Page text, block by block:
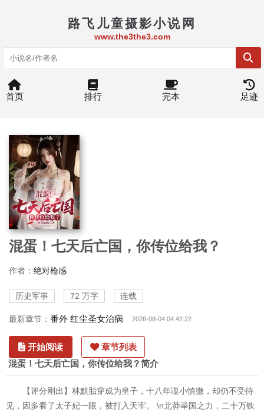
路飞儿童摄影小说网
www.the3the3.com
首页 排行 完本 足迹
混蛋！七天后亡国，你传位给我？
作者： 绝对枪感
历史军事 72 万字 连载
最新章节： 番外 红尘圣女治病 2026-08-04 04:42:22
开始阅读 章节列表
混蛋！七天后亡国，你传位给我？简介
【评分刚出】林默胎穿成为皇子，十八年谨小慎微，却仍不受待
见，因多看了太子妃一眼，被打入天牢。 \n北莽举国之力，二十万铁